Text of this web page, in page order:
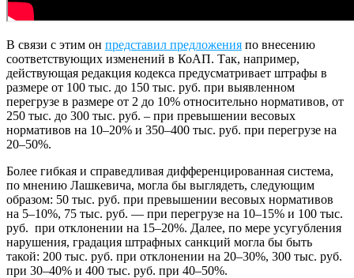
В связи с этим он представил предложения по внесению
соответствующих изменений в КоАП. Так, например,
действующая редакция кодекса предусматривает штрафы в
размере от 100 тыс. до 150 тыс. руб. при выявленном
перегрузе в размере от 2 до 10% относительно нормативов, от
250 тыс. до 300 тыс. руб. – при превышении весовых
нормативов на 10–20% и 350–400 тыс. руб. при перегрузе на
20–50%.
Более гибкая и справедливая дифференцированная система,
по мнению Лашкевича, могла бы выглядеть, следующим
образом: 50 тыс. руб. при превышении весовых нормативов
на 5–10%, 75 тыс. руб. — при перегрузе на 10–15% и 100 тыс.
руб. при отклонении на 15–20%. Далее, по мере усугубления
нарушения, градация штрафных санкций могла бы быть
такой: 200 тыс. руб. при отклонении на 20–30%, 300 тыс. руб.
при 30–40% и 400 тыс. руб. при 40–50%.